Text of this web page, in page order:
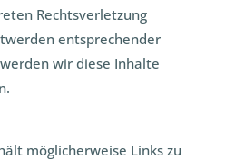
Rechtsverletzung
entsprechender
wir diese Inhalte
möglicherweise Links zu